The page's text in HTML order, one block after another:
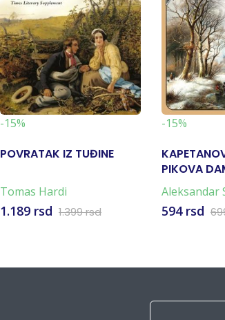
-15%
POVRATAK IZ TUĐINE
Tomas Hardi
1.189 rsd 1.399 rsd
-15%
PIKOVA
Aleksandar
594 rsd